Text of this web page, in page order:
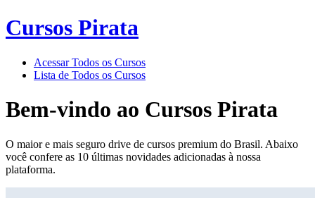
Cursos Pirata
Acessar Todos os Cursos
Lista de Todos os Cursos
Bem-vindo ao Cursos Pirata
O maior e mais seguro drive de cursos premium do Brasil. Abaixo
você confere as 10 últimas novidades adicionadas à nossa
plataforma.